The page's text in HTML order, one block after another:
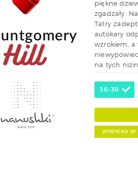
piękne
zgadzały.
Tatry
autokary
wzrokiem, a
na tych
36-39
WYSYŁKA W